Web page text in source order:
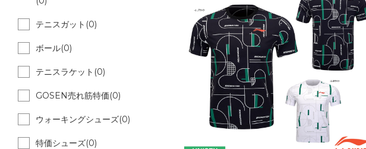
テニスガット(0)
ボール(0)
テニスラケット(0)
GOSEN売れ筋特価(0)
ウォーキングシューズ(0)
特価シューズ(0)